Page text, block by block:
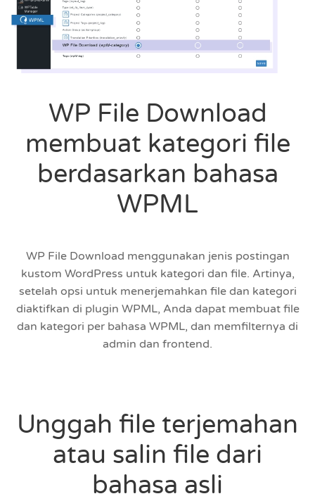
WP File Download
membuat kategori file
berdasarkan bahasa
WPML
WP File Download menggunakan jenis postingan
kustom WordPress untuk kategori dan file. Artinya,
setelah opsi untuk menerjemahkan file dan kategori
diaktifkan di plugin WPML, Anda dapat membuat file
dan kategori per bahasa WPML, dan memfilternya di
admin dan frontend.
Unggah file terjemahan
atau salin file dari
bahasa asli